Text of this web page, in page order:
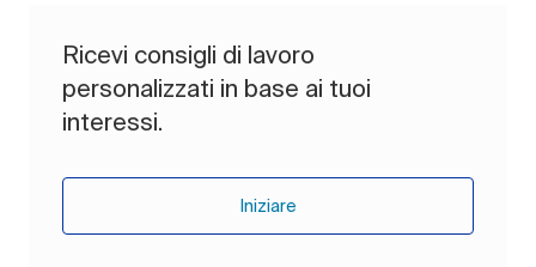
Ricevi consigli di lavoro
personalizzati in base ai tuoi
interessi.
Iniziare